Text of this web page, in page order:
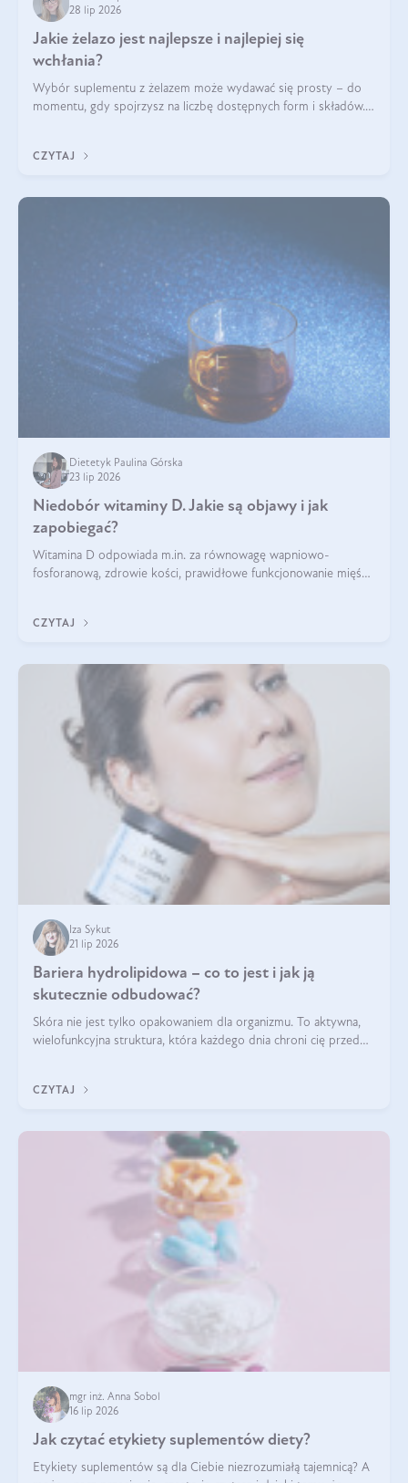
28 lip 2026
Jakie żelazo jest najlepsze i najlepiej się
wchłania?
Wybór suplementu z żelazem może wydawać się prosty – do
momentu, gdy spojrzysz na liczbę dostępnych form i składów.
zawierać suplement?
CZYTAJ
Dietetyk Paulina Górska
23 lip 2026
Niedobór witaminy D. Jakie są objawy i jak
zapobiegać?
Witamina D odpowiada m.in. za równowagę wapniowo-
fosforanową, zdrowie kości, prawidłowe funkcjonowanie mięśni
problemem.
CZYTAJ
Iza Sykut
21 lip 2026
Bariera hydrolipidowa – co to jest i jak ją
skutecznie odbudować?
Skóra nie jest tylko opakowaniem dla organizmu. To aktywna,
wielofunkcyjna struktura, która każdego dnia chroni cię przed
bariera hydrolipidowa.
CZYTAJ
mgr inż. Anna Sobol
16 lip 2026
Jak czytać etykiety suplementów diety?
Etykiety suplementów są dla Ciebie niezrozumiałą tajemnicą? A